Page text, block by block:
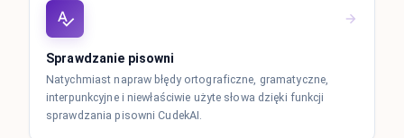
Sprawdzanie pisowni
Natychmiast napraw błędy ortograficzne, gramatyczne,
interpunkcyjne i niewłaściwie użyte słowa dzięki funkcji
sprawdzania pisowni CudekAI.